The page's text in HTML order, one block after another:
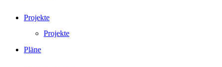
Projekte
Projekte
Pläne